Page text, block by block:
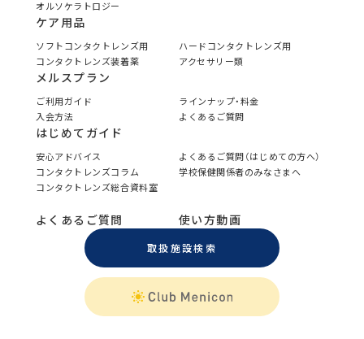
オルソケラトロジー
ケア用品
ソフトコンタクトレンズ用
ハードコンタクトレンズ用
コンタクトレンズ装着薬
アクセサリー類
メルスプラン
ご利用ガイド
ラインナップ・料金
入会方法
よくあるご質問
はじめてガイド
安心アドバイス
よくあるご質問（はじめての方へ）
コンタクトレンズコラム
学校保健関係者のみなさまへ
コンタクトレンズ総合資料室
よくあるご質問 使い方動画
取扱施設検索